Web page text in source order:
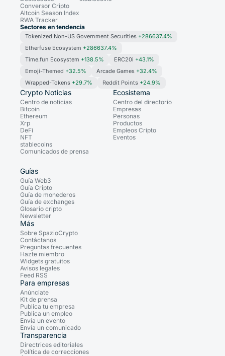
Conversor Cripto
Altcoin Season Index
RWA Tracker
Sectores en tendencia
Tokenized Non-US Government Securities +286637.4%
Etherfuse Ecosystem +286637.4%
Time.fun Ecosystem +138.5% ERC20i +43.1%
Emoji-Themed +32.5% Arcade Games +32.4%
Wrapped-Tokens +29.7% Reddit Points +24.9%
Crypto Noticias
Centro de noticias
Bitcoin
Ethereum
Xrp
DeFi
NFT
stablecoins
Comunicados de prensa
Ecosistema
Centro del directorio
Empresas
Personas
Productos
Empleos Cripto
Eventos
Guías
Guía Web3
Guía Cripto
Guía de monederos
Guía de exchanges
Glosario cripto
Newsletter
Más
Sobre SpazioCrypto
Contáctanos
Preguntas frecuentes
Hazte miembro
Widgets gratuitos
Avisos legales
Feed RSS
Para empresas
Anúnciate
Kit de prensa
Publica tu empresa
Publica un empleo
Envía un evento
Envía un comunicado
Transparencia
Directrices editoriales
Política de correcciones